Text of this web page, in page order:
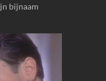
bijnaam